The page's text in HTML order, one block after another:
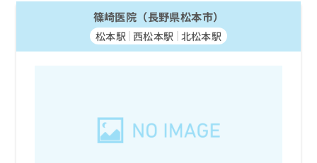
篠崎医院（長野県松本市）
松本駅 西松本駅 北松本駅